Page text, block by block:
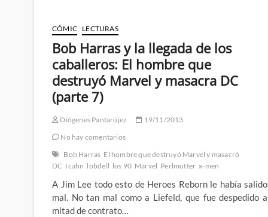
en
la
competencia:
hombre
que
destruyó
Marvel
masacra
DC
9)
CÓMIC LECTURAS
Bob Harras y la llegada de los
caballeros: El hombre que
destruyó Marvel y masacra DC
(parte 7)
Diógenes Pantarújez
19/11/2013
No hay comentarios
Bob Harras El hombre que destruyó Marvel y masacró
DC Icahn lobdell los 90 Marvel Perlmutter x-men
A Jim Lee todo esto de Heroes Reborn le había salido
mal. No tan mal como a Liefeld, que fue despedido a
mitad de contrato…